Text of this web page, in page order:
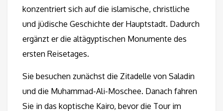
konzentriert sich auf die islamische, christliche
und jüdische Geschichte der Hauptstadt. Dadurch
ergänzt er die altägyptischen Monumente des
ersten Reisetages.
Sie besuchen zunächst die Zitadelle von Saladin
und die Muhammad-Ali-Moschee. Danach fahren
Sie in das koptische Kairo, bevor die Tour im